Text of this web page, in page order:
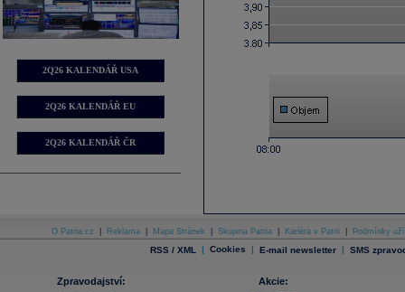
2Q26 KALENDÁŘ USA
2Q26 KALENDÁŘ EU
2Q26 KALENDÁŘ ČR
O Patria.cz Reklama Mapa Stránek Skupina Patria Kariéra v Patrii Podmínky
RSS / XML | Cookies | E-mail newsletter | SMS
Zpravodajství:
Akcie: